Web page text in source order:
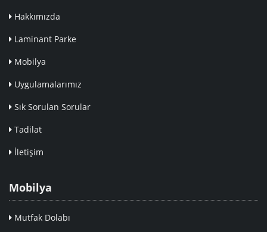
Hakkımızda
Laminant Parke
Mobilya
Uygulamalarımız
Sık Sorulan Sorular
Tadilat
İletişim
Mobilya
Mutfak Dolabı